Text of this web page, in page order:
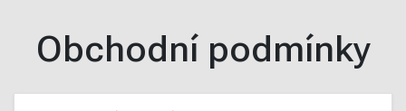
Obchodní podmínky